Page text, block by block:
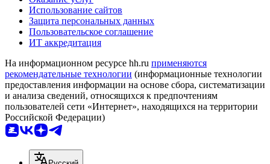
Использование сайтов
Защита персональных данных
Пользовательское соглашение
ИТ аккредитация
На информационном ресурсе hh.ru применяются
рекомендательные технологии (информационные технологии
предоставления информации на основе сбора, систематизации
и анализа сведений, относящихся к предпочтениям
пользователей сети «Интернет», находящихся на территории
Российской Федерации)